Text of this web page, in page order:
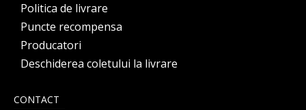
Politica de livrare
Puncte recompensa
Producatori
Deschiderea coletului la livrare
CONTACT